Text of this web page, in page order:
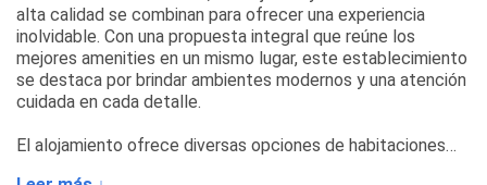
alta calidad se combinan para ofrecer una experiencia
inolvidable. Con una propuesta integral que reúne los
mejores amenities en un mismo lugar, este establecimiento
se destaca por brindar ambientes modernos y una atención
cuidada en cada detalle.
El alojamiento ofrece diversas opciones de habitaciones